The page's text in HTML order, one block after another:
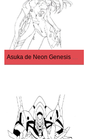
Asuka de Neon Genesis Evangelion